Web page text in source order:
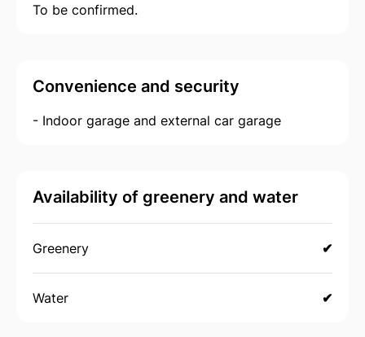
To be confirmed.
Convenience and security
- Indoor garage and external car garage
Availability of greenery and water
Greenery ✔
Water ✔